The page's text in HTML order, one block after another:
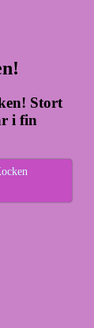
Stort
i fin